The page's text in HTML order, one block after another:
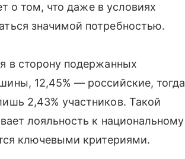
о том, что даже в условиях
значимой потребностью.
в сторону подержанных
12,45% — российские, тогда
2,43% участников. Такой
лояльность к национальному
ключевыми критериями.